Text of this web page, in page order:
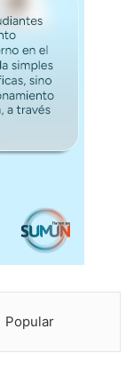
Popular